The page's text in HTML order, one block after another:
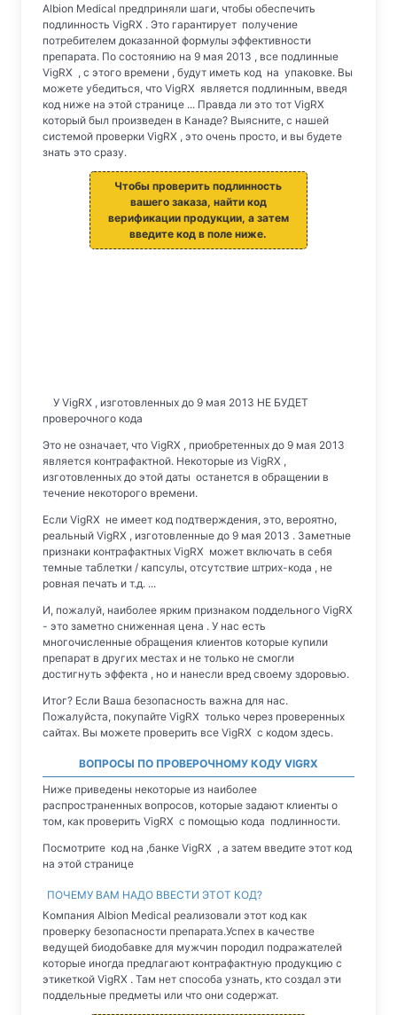
Albion Mеdical предприняли шаги, чтобы обеспечить
подлинность VigRX . Это гарантирует получение
потребителем доказанной формулы эффективности
препарата. По состоянию на 9 мая 2013 , все подлинные
VigRX , с этого времени , будут иметь код на упаковке. Вы
можете убедиться, что VigRX является подлинным, введя
код ниже на этой странице ... Правда ли это тот VigRX
который был произведен в Канаде? Выясните, с нашей
системой проверки VigRX , это очень просто, и вы будете
знать это сразу.
Чтобы проверить подлинность
вашего заказа, найти код
верификации продукции, а затем
введите код в поле ниже.
У VigRX , изготовленных до 9 мая 2013 НЕ БУДЕТ
проверочного кода
Это не означает, что VigRX , приобретенных до 9 мая 2013
является контрафактной. Некоторые из VigRX ,
изготовленных до этой даты останется в обращении в
течение некоторого времени.
Если VigRX не имеет код подтверждения, это, вероятно,
реальный VigRX , изготовленные до 9 мая 2013 . Заметные
признаки контрафактных VigRX может включать в себя
темные таблетки / капсулы, отсутствие штрих-кода , не
ровная печать и т.д. ...
И, пожалуй, наиболее ярким признаком поддельного VigRX
- это заметно сниженная цена . У нас есть
многочисленные обращения клиентов которые купили
препарат в других местах и не только не смогли
достигнуть эффекта , но и нанесли вред своему здоровью.
Итог? Если Ваша безопасность важна для нас.
Пожалуйста, покупайте VigRX только через проверенных
сайтах. Вы можете проверить все VigRX с кодом здесь.
ВОПРОСЫ ПО ПРОВЕРОЧНОМУ КОДУ VIGRX
Ниже приведены некоторые из наиболее
распространенных вопросов, которые задают клиенты о
том, как проверить VigRX с помощью кода подлинности.
Посмотрите код на ,банке VigRX , а затем введите этот код
на этой странице
ПОЧЕМУ ВАМ НАДО ВВЕСТИ ЭТОТ КОД?
Компания Albion Medical реализовали этот код как
проверку безопасности препарата.Успех в качестве
ведущей биодобавке для мужчин породил подражателей
которые иногда предлагают контрафактную продукцию с
этикеткой VigRX . Там нет способа узнать, кто создал эти
поддельные предметы или что они содержат.